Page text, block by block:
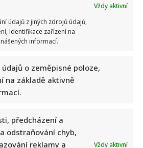
Vždy aktivní
údajů z jiných zdrojů údajů,
Identifikace zařízení na
informací.
o zeměpisné poloze,
na základě aktivně
předcházení a
odstraňování chyb,
reklamy a
Vždy aktivní
na tajnou dovolenou: Prozradila ho
se rozjela mela